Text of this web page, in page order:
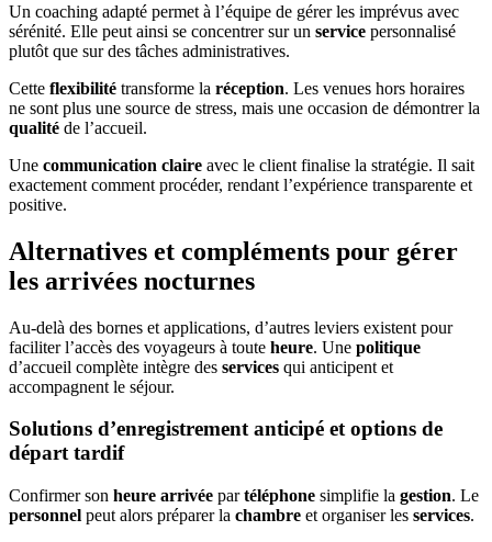
Un coaching adapté permet à l’équipe de gérer les imprévus avec
sérénité. Elle peut ainsi se concentrer sur un service personnalisé
plutôt que sur des tâches administratives.
Cette flexibilité transforme la réception. Les venues hors horaires
ne sont plus une source de stress, mais une occasion de démontrer la
qualité de l’accueil.
Une communication claire avec le client finalise la stratégie. Il sait
exactement comment procéder, rendant l’expérience transparente et
positive.
Alternatives et compléments pour gérer
les arrivées nocturnes
Au-delà des bornes et applications, d’autres leviers existent pour
faciliter l’accès des voyageurs à toute heure. Une politique
d’accueil complète intègre des services qui anticipent et
accompagnent le séjour.
Solutions d’enregistrement anticipé et options de
départ tardif
Confirmer son heure arrivée partéléphone simplifie la gestion. Le
personnel peut alors préparer la chambre et organiser les services.